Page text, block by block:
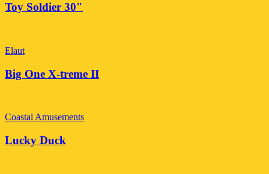
Toy Soldier 30"
Elaut
Big One X-treme II
Coastal Amusements
Lucky Duck